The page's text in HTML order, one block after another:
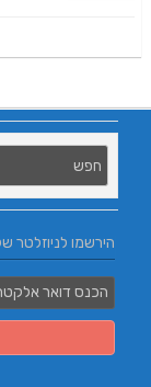
הירשמו לניוזלטר שלנו